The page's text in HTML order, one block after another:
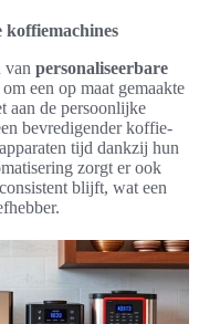
koffiemachines
van personaliseerbare
een op maat gemaakte
aan de persoonlijke
bevredigender koffie-
tijd dankzij hun
zorgt er ook
blijft, wat een